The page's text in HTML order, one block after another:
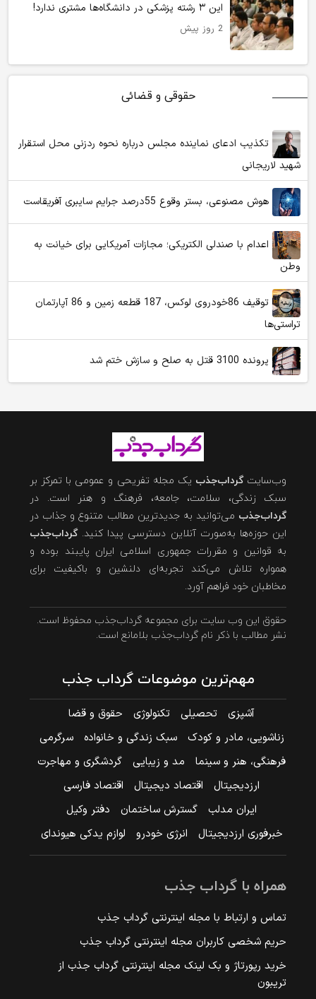
این ۳ رشته پزشکی در دانشگاه‌ها مشتری ندارد!
2 روز پیش
حقوقی و قضائی
تکذیب ادعای نماینده مجلس درباره نحوه ردزنی محل استقرار
شهید لاریجانی
هوش مصنوعی، بستر وقوع 55درصد جرایم سایبری آفریقاست
اعدام با صندلی الکتریکی؛ مجازات آمریکایی برای خیانت به
وطن
توقیف 86خودروی لوکس، 187 قطعه زمین و 86 آپارتمان
تراستی‌ها
پرونده 3100 قتل به صلح و سازش ختم شد
وب‌سایتگرداب‌جذب یک مجله تفریحی و عمومی با تمرکز بر
سبک زندگی، سلامت، جامعه، فرهنگ و هنر است. در
گرداب‌جذب می‌توانید به جدیدترین مطالب متنوع و جذاب در
این حوزه‌ها به‌صورت آنلاین دسترسی پیدا کنید.گرداب‌جذب
به قوانین و مقررات جمهوری اسلامی ایران پایبند بوده و
همواره تلاش می‌کند تجربه‌ای دلنشین و باکیفیت برای
مخاطبان خود فراهم آورد.
حقوق این وب سایت برای مجموعه گرداب‌جذب محفوظ است.
نشر مطالب با ذکر نام گرداب‌جذب بلامانع است.
مهم‌ترین موضوعات گرداب جذب
آشپزی تحصیلی تکنولوژی
حقوق و قضا
زناشویی، مادر و کودک
سبک زندگی و خانواده
سرگرمی
فرهنگی، هنر و سینما
مد و زیبایی
گردشگری و مهاجرت
ارزدیجیتال
اقتصاد دیجیتال
اقتصاد فارسی
ایران مدلب
گسترش ساختمان
دفتر وکیل
خبرفوری ارزدیجیتال
انرژی خودرو لوازم یدکی هیوندای
همراه با گرداب جذب
تماس و ارتباط با مجله اینترنتی گرداب جذب
حریم شخصی کاربران مجله اینترنتی گرداب جذب
خرید رپورتاژ و بک لینک مجله اینترنتی گرداب جذب از
تریبون